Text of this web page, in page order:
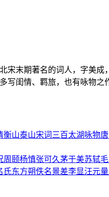
宋末期著名的词人，字美
写闺情、羁旅，也有咏物
衡山泰山宋词三百太湖 咏物
周颐杨慎张可久茅于美苏轼
氏东方朔佚名景差李显汪元量